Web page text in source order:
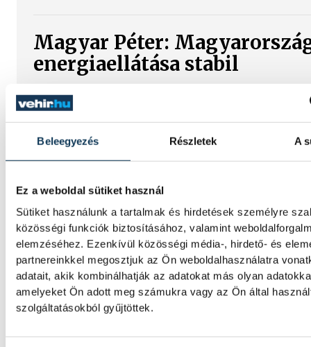
Beleegyezés Részletek A
Ez a weboldal sütiket használ
Sütiket használunk a tartalmak és hirdetések személyre
közösségi funkciók biztosításához, valamint
elemzéséhez. Ezenkívül közösségi média-, hirdető- és
partnereinkkel megosztjuk az Ön weboldalhasználatra
adatait, akik kombinálhatják az adatokat más olyan
amelyeket Ön adott meg számukra vagy az Ön által
szolgáltatásokból gyűjtöttek.
Magyar Péter:
energiaellátása stabil
Jelenleg stabil Magyarország
paksi erőmű munkatársai azon dolgoznak,
utolsó még termelő turbina hibamentesen
működjön - közölte a miniszterelnök a
erőműnél tett keddi látogatása során.
Játék közben fedezik fel a
tudomány világát a
gyerekek
Látványos kísérletek, kreatív feladatok és
élmény várja a gyerekeket a veszprémi
vezetője mutatja be, hogyan teszik